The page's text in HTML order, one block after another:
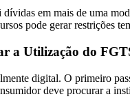
dívidas em mais de uma
pode gerar restrições
a Utilização do
digital. O primeiro
deve procurar a